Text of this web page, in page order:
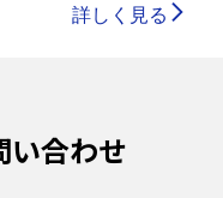
詳しく見る
い合わせ